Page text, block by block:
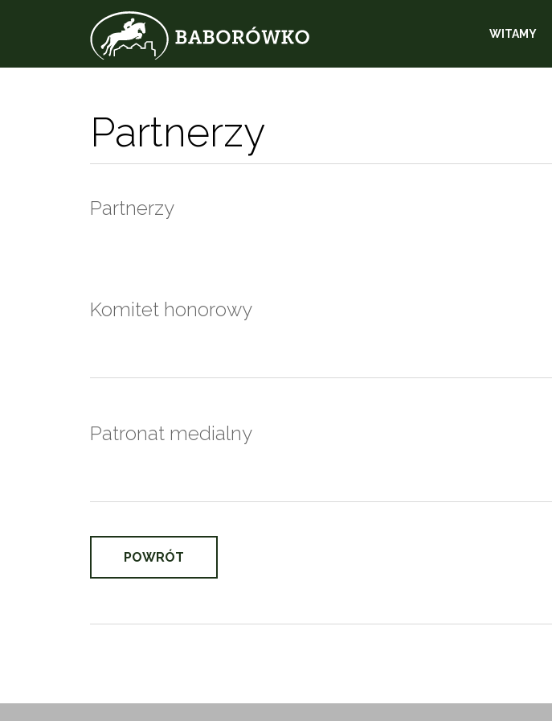
WITAMY
Partnerzy
Partnerzy
Komitet honorowy
Patronat medialny
POWRÓT